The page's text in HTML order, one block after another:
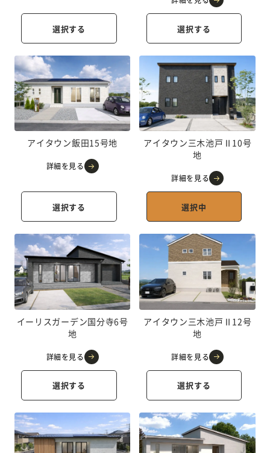
選択する 選択する
アイタウン飯田15号地
詳細を見る
選択する
アイタウン三木池戸Ⅱ10号
地
詳細を見る
選択中
イーリスガーデン国分寺6号
地
詳細を見る
選択する
アイタウン三木池戸Ⅱ12号
地
詳細を見る
選択する